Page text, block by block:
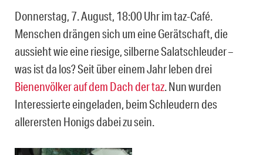
Donnerstag, 7. August, 18:00 Uhr im taz-Café.
Menschen drängen sich um eine Gerätschaft, die
aussieht wie eine riesige, silberne Salatschleuder –
was ist da los? Seit über einem Jahr leben drei
Bienenvölker auf dem Dach der taz. Nun wurden
Interessierte eingeladen, beim Schleudern des
allerersten Honigs dabei zu sein.